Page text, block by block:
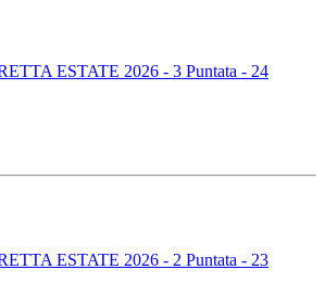
ESTATE 2026 - 3 Puntata - 24
ESTATE 2026 - 2 Puntata - 23